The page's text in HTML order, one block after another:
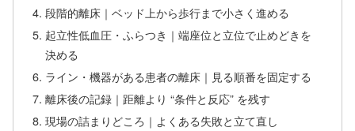
段階的離床｜ベッド上から歩行まで小さく進める
起立性低血圧・ふらつき｜端座位と立位で止めどきを
決める
ライン・機器がある患者の離床｜見る順番を固定する
離床後の記録｜距離より “条件と反応” を残す
現場の詰まりどころ｜よくある失敗と立て直し